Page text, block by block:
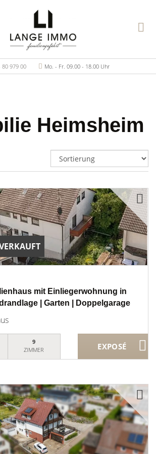
80 979 00 Mo. - Fr. 09.00 - 18.00 Uhr
Heimsheim
mit Einliegerwohnung in
| Garten | Doppelgarage
9
ZIMMER